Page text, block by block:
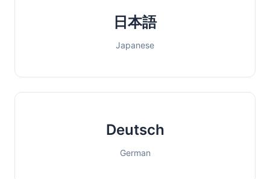
日本語
Japanese
Deutsch
German